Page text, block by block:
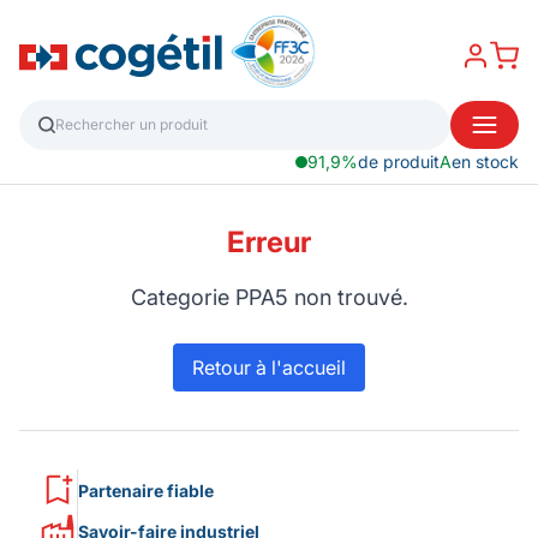
91,9%de produitAen stock
Erreur
Categorie PPA5 non trouvé.
Retour à l'accueil
Partenaire fiable
Savoir-faire industriel